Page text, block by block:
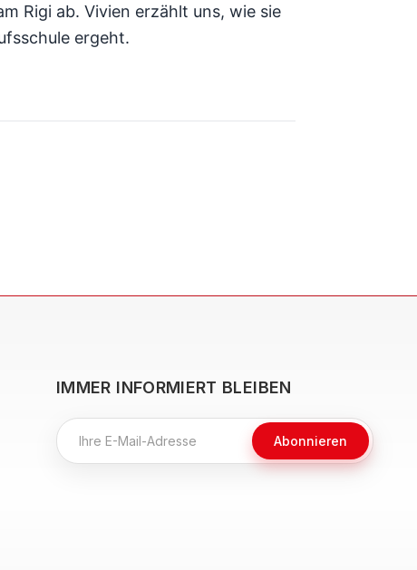
Rigi ab. Vivien erzählt uns, wie sie
ergeht.
IMMER INFORMIERT BLEIBEN
Abonnieren